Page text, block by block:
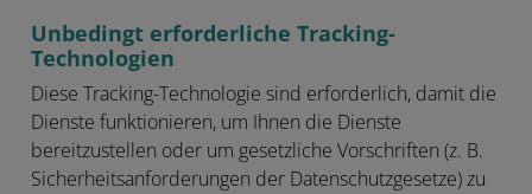
Unbedingt erforderliche Tracking-
Technologien
Diese Tracking-Technologie sind erforderlich, damit die
Dienste funktionieren, um Ihnen die Dienste
bereitzustellen oder um gesetzliche Vorschriften (z. B.
Sicherheitsanforderungen der Datenschutzgesetze) zu